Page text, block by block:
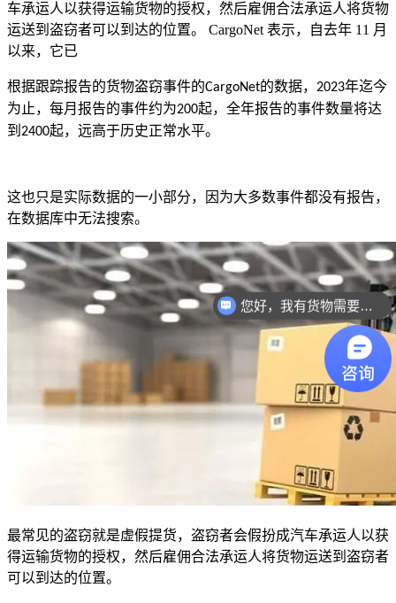
车承运人以获得运输货物的授权，然后雇佣合法承运人将货物
运送到盗窃者可以到达的位置。 CargoNet 表示，自去年 11 月
以来，它已
根据跟踪报告的货物盗窃事件的CargoNet的数据， 2023年迄今
为止，每月报告的事件约为200起，全年报告的事件数量将达
到 2400起，远高于历史正常水平。
这也只是实际数据的一小部分，因为大多数事件都没有报告，
在数据库中无法搜索。
最常见的盗窃就是虚假提货，盗窃者会假扮成汽车承运人以获
得运输货物的授权，然后雇佣合法承运人将货物运送到盗窃者
可以到达的位置。
您好，我有货物需要你们的产品。